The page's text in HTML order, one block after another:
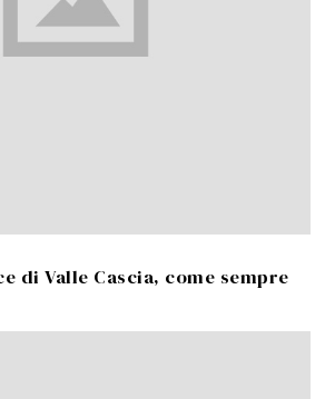
di Valle Cascia, come sempre